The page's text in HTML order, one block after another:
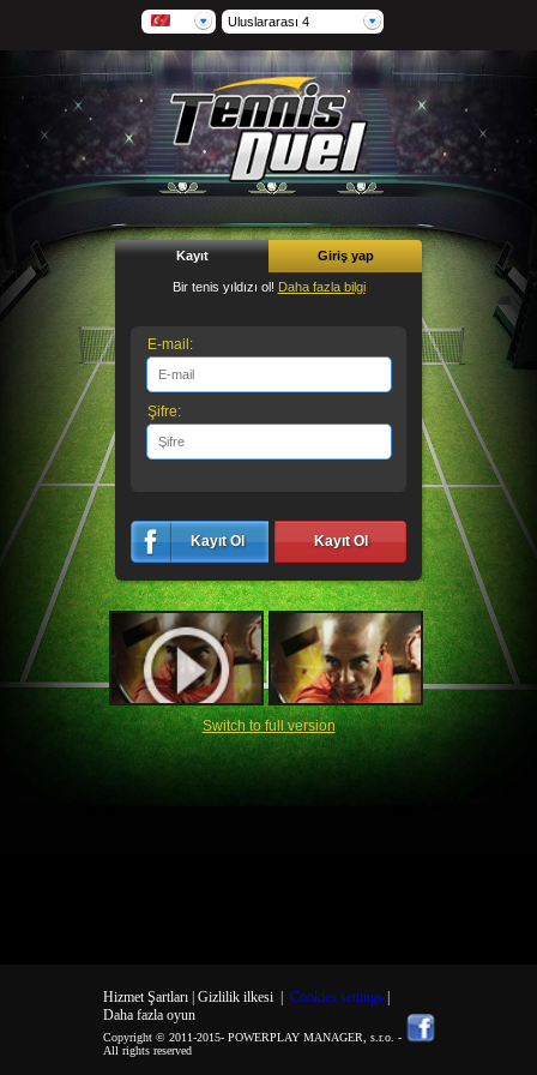
Uluslararası 4
Kayıt Giriş yap
Bir tenis yıldızı ol! Daha fazla bilgi
E-mail:
Şifre:
Kayıt Ol Kayıt Ol
Switch to full version
Hizmet Şartları | Gizlilik ilkesi| Cookies settings
Daha fazla oyun
Copyright © 2011-2015- POWERPLAY MANAGER, s.r.o. -
All rights reserved